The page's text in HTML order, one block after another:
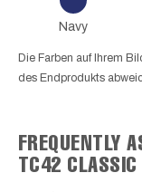
Navy
Die Farben auf Ihrem
des Endprodukts
FREQUENTLY
TC42